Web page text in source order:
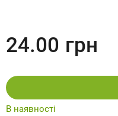
В наявності
24.00 грн